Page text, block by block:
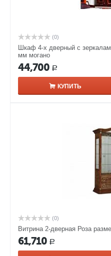
(0)
Шкаф 4-х дверный с
мм могано
44,700 Р
КУПИТЬ
(0)
Витрина 2-дверная Роза
61,710 Р